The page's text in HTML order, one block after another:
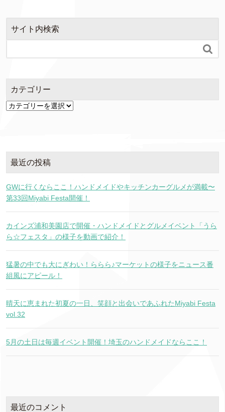
サイト内検索

カテゴリー
カ
最近の投稿
GWに行くならここ！ハンドメイドやキッチンカーグルメが満載〜
第33回Miyabi Festa開催！
カインズ浦和美園店で開催・ハンドメイドとグルメイベント「うら
ら☆フェスタ」の様子を動画で紹介！
猛暑の中でも大にぎわい！ららら♪マーケットの様子をニュース番
組風にアピール！
晴天に恵まれた初夏の一日、笑顔と出会いであふれたMiyabi Festa
vol.32
5月の土日は毎週イベント開催！埼玉のハンドメイドならここ！
最近のコメント